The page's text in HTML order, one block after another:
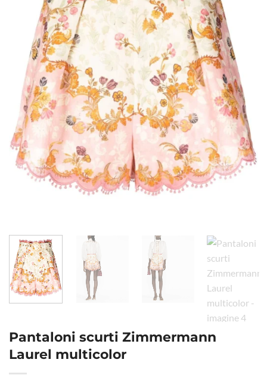
Pantaloni scurti Zimmermann
Laurel multicolor